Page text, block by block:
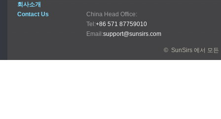
회사소개
Contact Us
China Head Office:
Tel:+86 571 87759010
Email:support@sunsirs.com
© SunSirs 에서 모